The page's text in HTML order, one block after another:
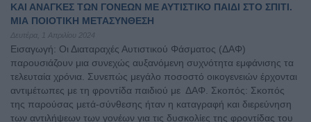
ΚΑΙ ΑΝΑΓΚΕΣ ΤΩΝ ΓΟΝΕΩΝ ΜΕ ΑΥΤΙΣΤΙΚΟ ΠΑΙΔΙ ΣΤΟ ΣΠΙΤΙ.
ΜΙΑ ΠΟΙΟΤΙΚΗ ΜΕΤΑΣΥΝΘΕΣΗ
Δευτέρα, 1 Απριλίου 2024
Εισαγωγή: Οι Διαταραχές Αυτιστικού Φάσματος (ΔΑΦ)
παρουσιάζουν μια συνεχώς αυξανόμενη συχνότητα εμφάνισης τα
τελευταία χρόνια. Συνεπώς μεγάλο ποσοστό οικογενειών έρχονται
αντιμέτωπες με τη φροντίδα παιδιού με ΔΑΦ. Σκοπός: Σκοπός
της παρούσας μετά-σύνθεσης ήταν η καταγραφή και διερεύνηση
των αντιλήψεων των γονέων για τις δυσκολίες της φροντίδας του